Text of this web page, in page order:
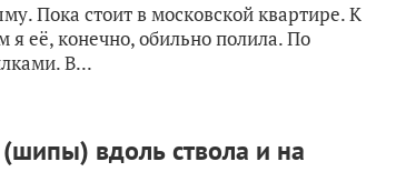
Пока стоит в московской квартире. К
её, конечно, обильно полила. По
В...
вдоль ствола и на